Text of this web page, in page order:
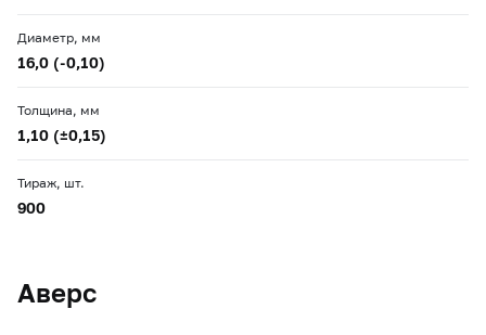
Диаметр, мм
16,0 (-0,10)
Толщина, мм
1,10 (±0,15)
Тираж, шт.
900
Аверс